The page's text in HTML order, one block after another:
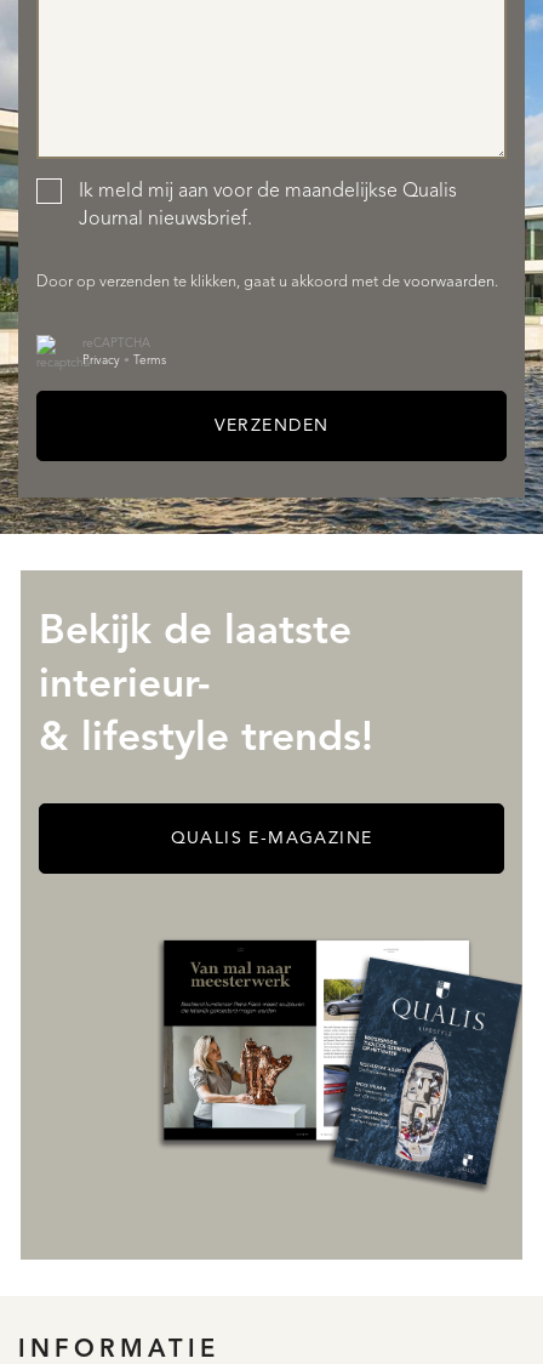
Ik meld mij aan voor de maandelijkse Qualis
Journal nieuwsbrief.
Door op verzenden te klikken, gaat u akkoord met de voorwaarden.
reCAPTCHA
Privacy • Terms
VERZENDEN
Bekijk de laatste
interieur-
& lifestyle trends!
QUALIS E-MAGAZINE
INFORMATIE
DIENSTEN
OVER QUALIS